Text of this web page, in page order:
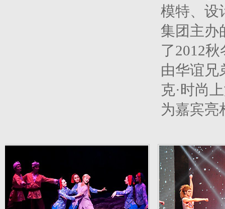
模特、设
集团主办
了2012
由华谊兄
克·时尚
为嘉宾亮